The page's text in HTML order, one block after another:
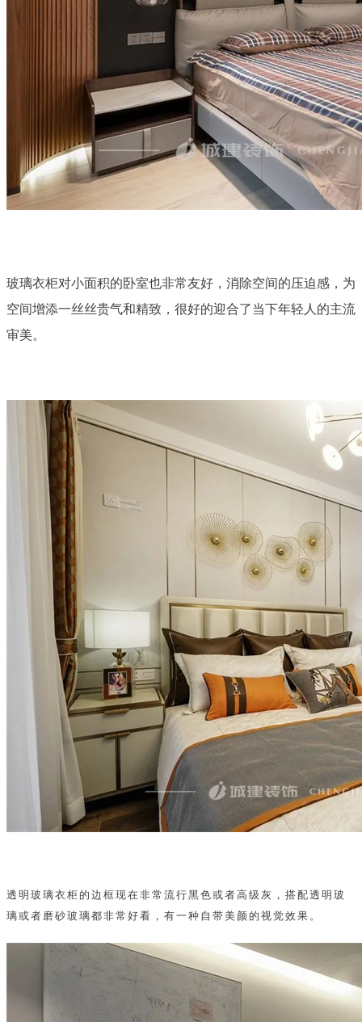
玻璃衣柜对小面积的卧室也非常友好，消除空间的压迫感，为
空间增添一丝丝贵气和精致，很好的迎合了当下年轻人的主流
审美。
透明玻璃衣柜的边框现在非常流行黑色或者高级灰，搭配透明玻
璃或者磨砂玻璃都非常好看，有一种自带美颜的视觉效果。